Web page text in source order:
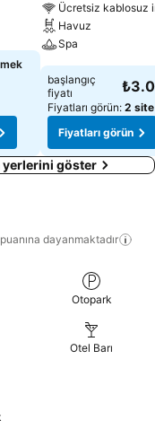
Ücretsiz kablosuz
Havuz
Spa
başlangıç
fiyatı
Fiyatları görün: 2 site
Fiyatları görün
yerlerini göster
dayanmaktadır
Otopark
Otel Barı